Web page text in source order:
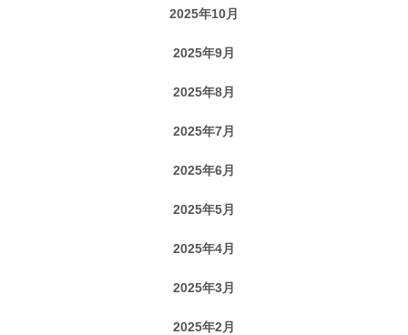
2025年10月
2025年9月
2025年8月
2025年7月
2025年6月
2025年5月
2025年4月
2025年3月
2025年2月